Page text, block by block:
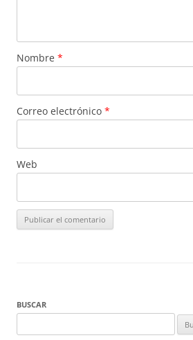
Nombre *
Correo electrónico *
Web
BUSCAR